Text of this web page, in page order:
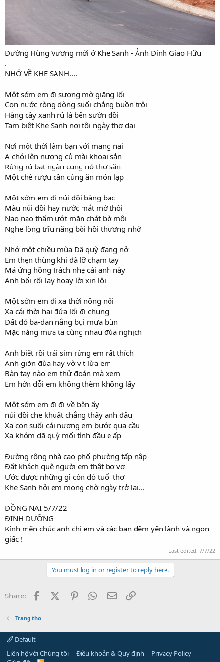
Đường Hùng Vương mới ở Khe Sanh - Ảnh Đinh Giao Hữu
.
NHỚ VỀ KHE SANH....
Một sớm em đi sương mờ giăng lối
Con nước ròng dòng suối chẳng buồn trôi
Hàng cây xanh rủ lá bên sườn đồi
Tạm biệt Khe Sanh nơi tôi ngày thơ dại
Nơi một thời làm bạn với mang nai
A chói lên nương củ mài khoai sắn
Rừng rú bạt ngàn cung nỏ thợ săn
Một ché rượu cần cùng ăn món lạp
Một sớm em đi núi đồi bàng bạc
Màu núi đồi hay nước mắt mờ thôi
Nao nao thấm ướt mặn chát bờ môi
Nghe lòng trĩu nặng bồi hồi thương nhớ
Nhớ một chiều mùa Dã quỳ đang nở
Em thẹn thùng khi đã lỡ chạm tay
Má ửng hồng trách nhẹ cái anh này
Anh bối rối lay hoay lời xin lỗi
Một sớm em đi xa thời nông nổi
Xa cái thời hai đứa lối đi chung
Đất đỏ ba-dan nắng bụi mưa bùn
Mặc nắng mưa ta cùng nhau đùa nghịch
Anh biết rồi trái sim rừng em rất thích
Anh giỡn đùa hay vờ vịt lừa em
Bàn tay nào em thử đoán mà xem
Em hờn dỗi em không thèm không lấy
Một sớm em đi đi về bên ấy
núi đồi che khuất chẳng thấy anh đâu
Xa con suối cái nương em bước qua cầu
Xa khóm dã quỳ mối tình đầu e ấp
Đường rộng nhà cao phố phường tấp nập
Đất khách quê người em thật bơ vơ
Ước được những gì còn đó tuổi thơ
Khe Sanh hởi em mong chờ ngày trở lại...
ĐỒNG NAI 5/7/22
ĐINH DƯỠNG
Kính mến chúc anh chị em và các bạn đêm yên lành và ngon
giấc !
Last edited: 7/7/22
You must log in or register to reply here.
Share: FacebookX (Twitter)PinterestWhatsApp
Email
Trang thơ
Default
Liên hệ với Chúng tôi
Điều khoản & Quy định
Privacy Policy